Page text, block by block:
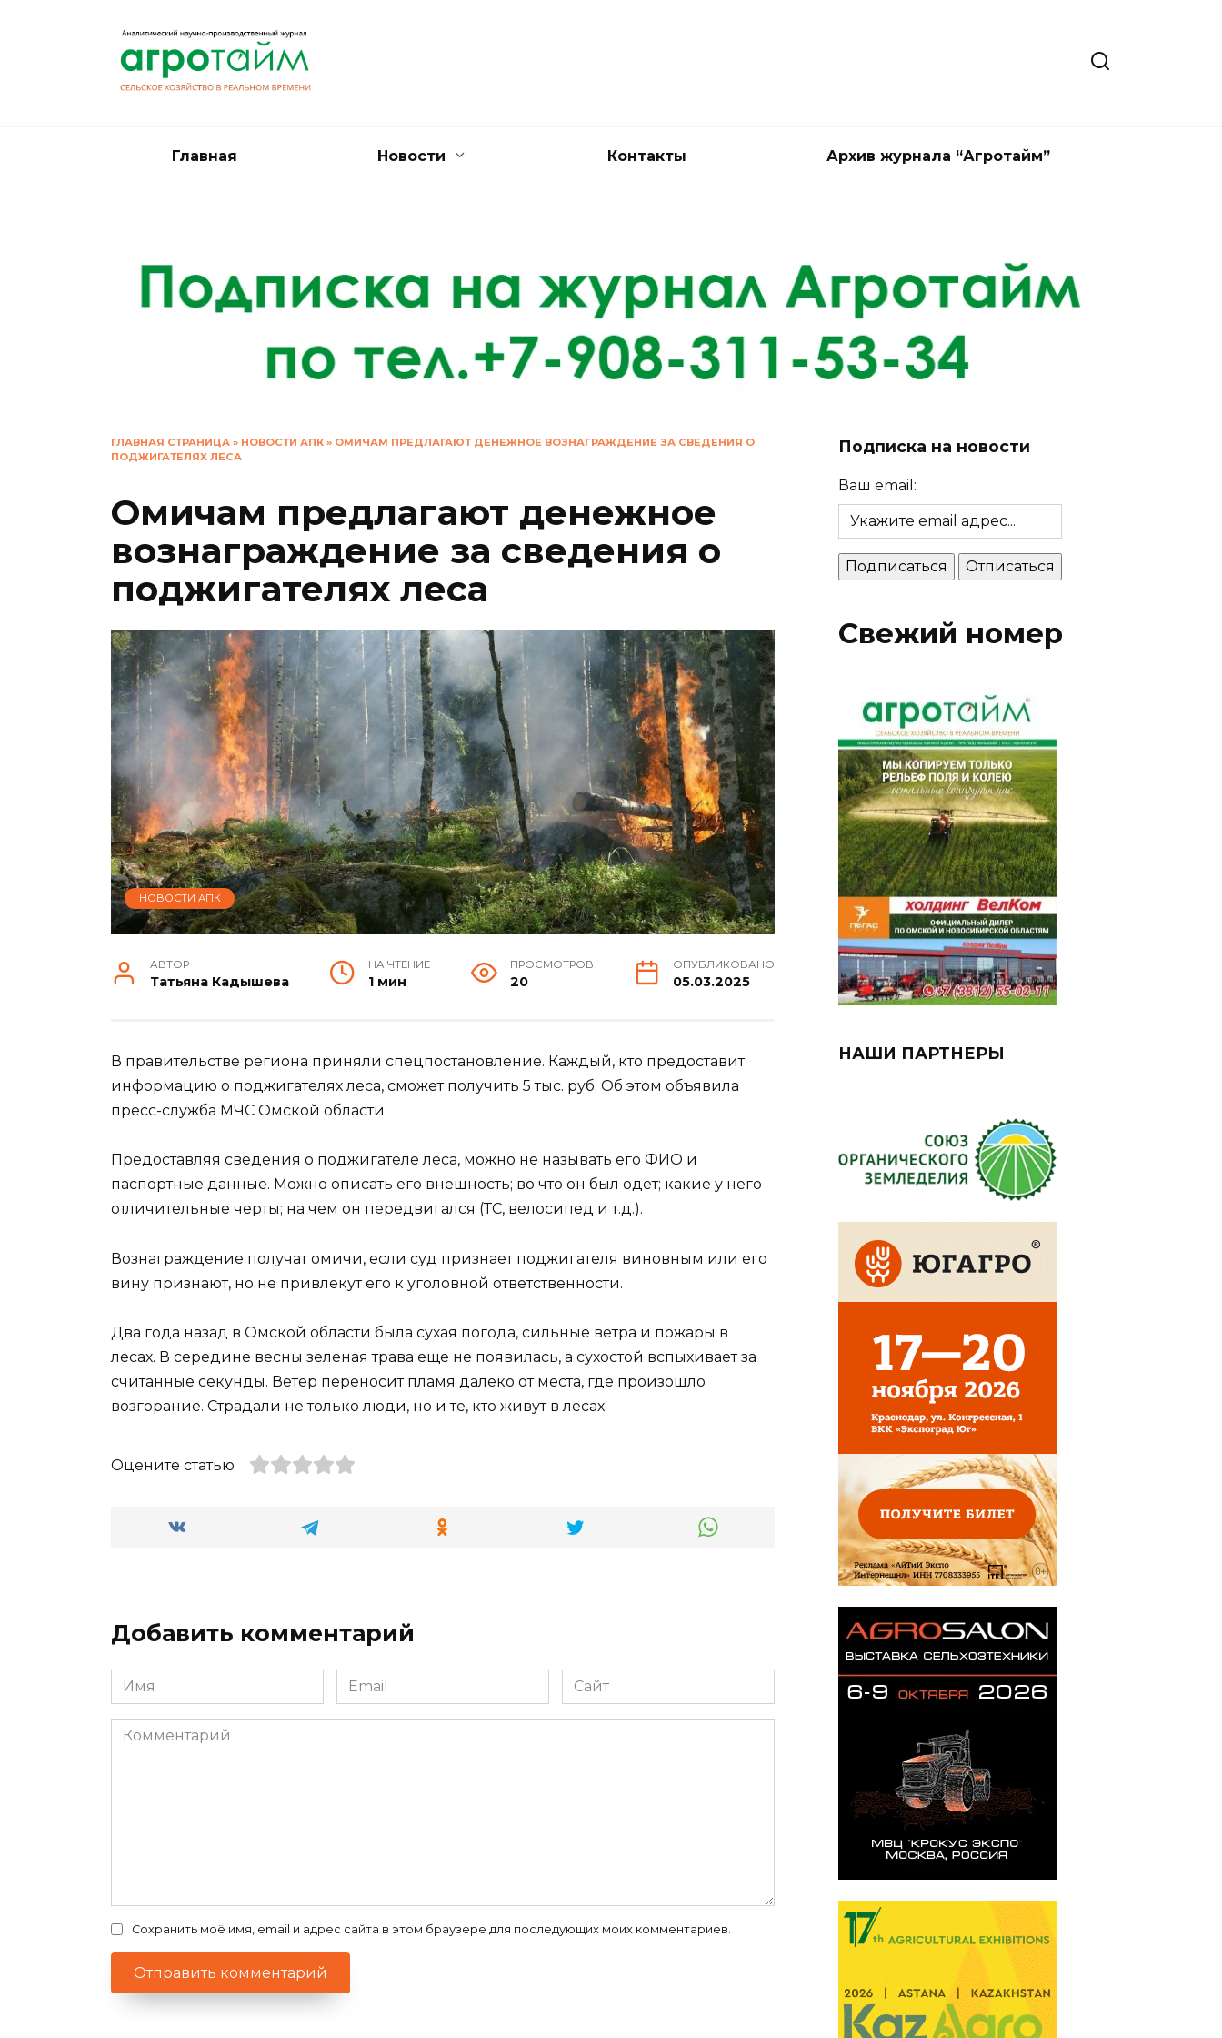
Главная Новости Контакты Архив журнала “Агротайм”
ГЛАВНАЯ СТРАНИЦА » НОВОСТИ АПК » ОМИЧАМ ПРЕДЛАГАЮТ ДЕНЕЖНОЕ ВОЗНАГРАЖДЕНИЕ ЗА СВЕДЕНИЯ О
ПОДЖИГАТЕЛЯХ ЛЕСА
Омичам предлагают денежное
вознаграждение за сведения о
поджигателях леса
НОВОСТИ АПК
АВТОР
Татьяна Кадышева
НА ЧТЕНИЕ
1 мин
ПРОСМОТРОВ
20
ОПУБЛИКОВАНО
05.03.2025
В правительстве региона приняли спецпостановление. Каждый, кто предоставит
информацию о поджигателях леса, сможет получить 5 тыс. руб. Об этом объявила
пресс-служба МЧС Омской области.
Предоставляя сведения о поджигателе леса, можно не называть его ФИО и
паспортные данные. Можно описать его внешность; во что он был одет; какие у него
отличительные черты; на чем он передвигался (ТС, велосипед и т.д.).
Вознаграждение получат омичи, если суд признает поджигателя виновным или его
вину признают, но не привлекут его к уголовной ответственности.
Два года назад в Омской области была сухая погода, сильные ветра и пожары в
лесах. В середине весны зеленая трава еще не появилась, а сухостой вспыхивает за
считанные секунды. Ветер переносит пламя далеко от места, где произошло
возгорание. Страдали не только люди, но и те, кто живут в лесах.
Оцените статью
Добавить комментарий
Имя
*
Email
*
Сайт
Комментарий
Сохранить моё имя, email и адрес сайта в этом браузере для последующих моих комментариев.
Подписка на новости
Ваш email:
Свежий номер
НАШИ ПАРТНЕРЫ